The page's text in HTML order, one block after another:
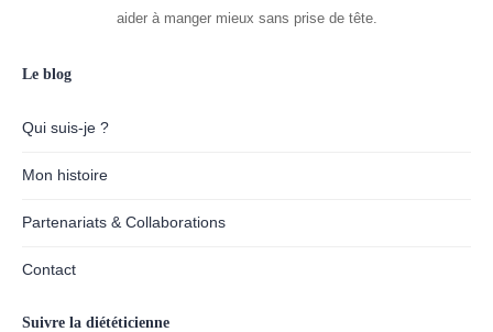
aider à manger mieux sans prise de tête.
Le blog
Qui suis-je ?
Mon histoire
Partenariats & Collaborations
Contact
Suivre la diététicienne